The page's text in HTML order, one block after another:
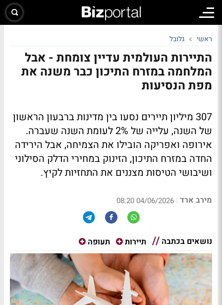
ראשי גלובל
התיירות העולמית עדיין צומחת - אבל
המלחמה במזרח התיכון כבר משנה את
מפת הנסיעות
307 מיליון תיירים נסעו בין מדינות ברבעון הראשון
של השנה, עלייה של 2% לעומת השנה שעברה.
אירופה ואפריקה הובילו את הצמיחה, אבל הירידה
החדה במזרח התיכון, הזינוק במחירי הדלק הסילוני
ושיבושי הטיסות מצננים את התחזיות לקיץ.
מירב ארד |
04/06/2026 08:20
נושאים בכתבה תיירות תעופה